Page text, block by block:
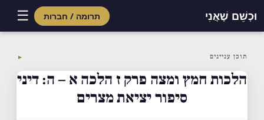
וּכְשֵׁם שֶׁאֲנִי תרומה / חברות ☰
content
תוכן עניינים ▼
הלכות חמץ ומצה פרק ז הלכה א – ה: דיני
סיפור יציאת מצרים